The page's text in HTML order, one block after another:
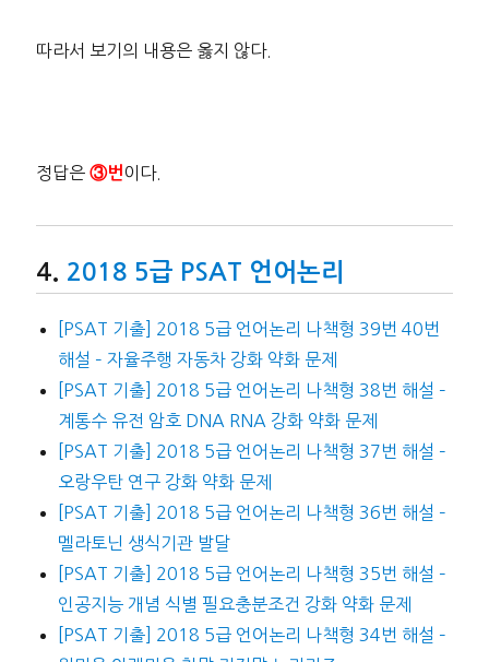
따라서 보기의 내용은 옳지 않다.
정답은③번 이다.
2018 5급 PSAT 언어논리
[PSAT 기출] 2018 5급 언어논리 나책형 39번 40번
해설 – 자율주행 자동차 강화 약화 문제
[PSAT 기출] 2018 5급 언어논리 나책형 38번 해설 –
계통수 유전 암호 DNA RNA 강화 약화 문제
[PSAT 기출] 2018 5급 언어논리 나책형 37번 해설 –
오랑우탄 연구 강화 약화 문제
[PSAT 기출] 2018 5급 언어논리 나책형 36번 해설 –
멜라토닌 생식기관 발달
[PSAT 기출] 2018 5급 언어논리 나책형 35번 해설 –
인공지능 개념 식별 필요충분조건 강화 약화 문제
[PSAT 기출] 2018 5급 언어논리 나책형 34번 해설 –